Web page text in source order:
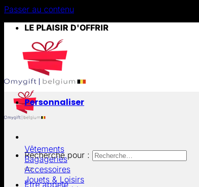
Passer au contenu
LE PLAISIR D'OFFRIR
Recherche pour :
Être appelé
Personnaliser
Vêtements
Bagageries
Accessoires
Jouets & Loisirs